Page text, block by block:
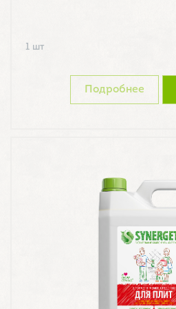
1 шт
Подробнее